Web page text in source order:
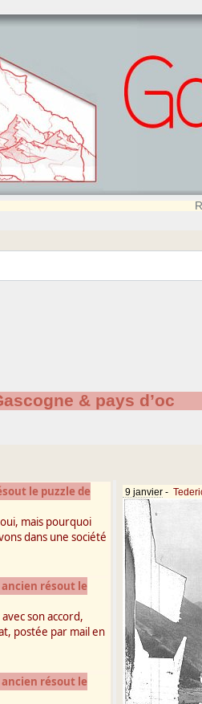
& pays d’oc
le puzzle de
mais pourquoi
dans une société
ancien résout le
son accord,
postée par mail en
ancien résout le
9 janvier -